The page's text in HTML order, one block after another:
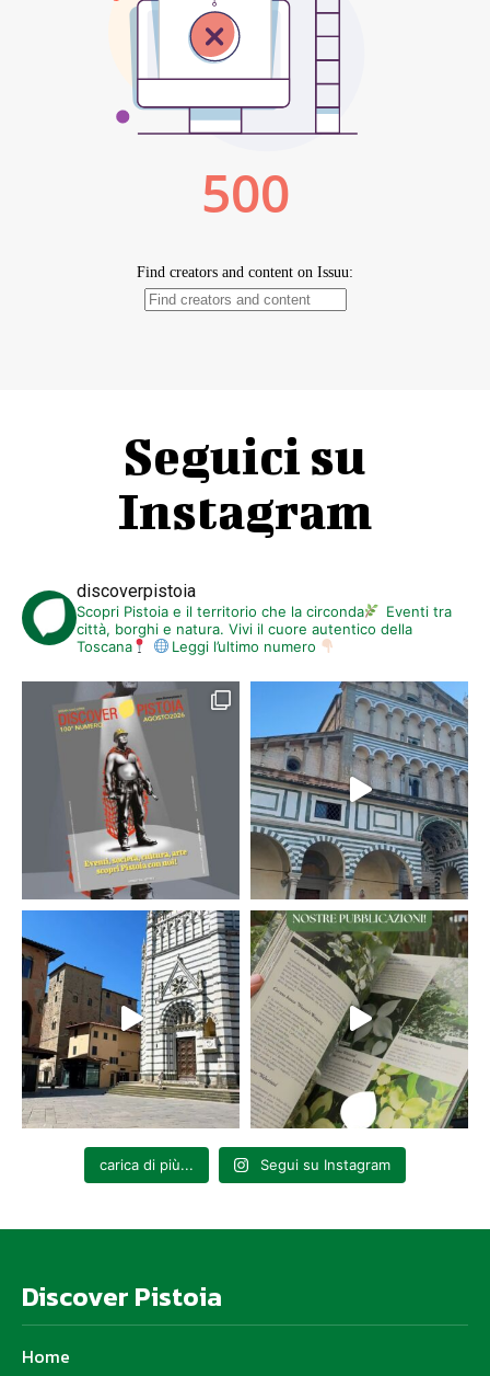
Seguici su
Instagram
discoverpistoia
Scopri Pistoia e il territorio che la circonda
Eventi tra
città, borghi e natura. Vivi il cuore autentico della
Toscana
Leggi l’ultimo numero
carica di più... Segui su Instagram
Discover Pistoia
Home